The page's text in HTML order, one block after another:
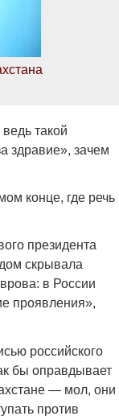
такой
здравие», зачем
конце, где речь
президента
скрывала
в России
проявления»,
российского
бы оправдывает
— мол, они
против